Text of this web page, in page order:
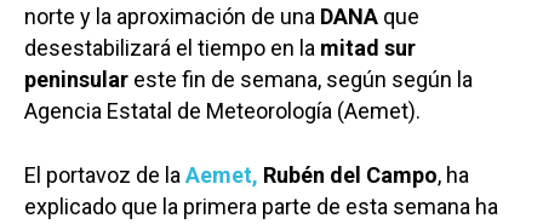
norte y la aproximación de una DANA que
desestabilizará el tiempo en la mitad sur
peninsular este fin de semana, según según la
Agencia Estatal de Meteorología (Aemet).
El portavoz de la Aemet, Rubén del Campo, ha
explicado que la primera parte de esta semana ha